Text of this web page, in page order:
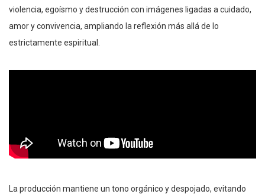
violencia, egoísmo y destrucción con imágenes ligadas a cuidado,
amor y convivencia, ampliando la reflexión más allá de lo
estrictamente espiritual.
La producción mantiene un tono orgánico y despojado, evitando